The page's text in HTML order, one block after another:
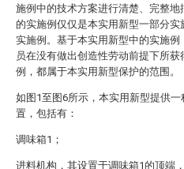
施例中的技术方案进行清楚、完整地
的实施例仅仅是本实用新型一部分实
实施例。基于本实用新型中的实施例
员在没有做出创造性劳动前提下所
例，都属于本实用新型保护的范围。
如图1至图6所示，本实用新型提供
置，包括有：
调味箱1；
进料机构，其设置于调味箱1的顶端